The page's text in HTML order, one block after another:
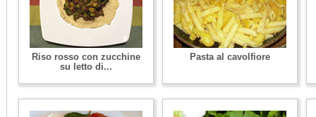
Riso rosso con zucchine
su letto di...
Pasta al cavolfiore